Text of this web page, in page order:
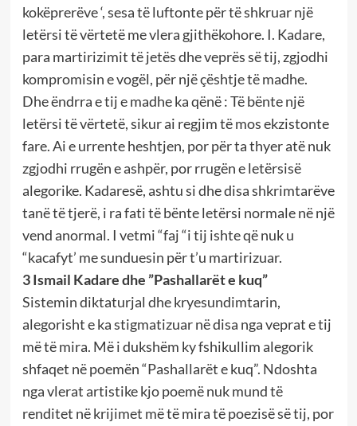
kokëprerëve ‘, sesa të luftonte për të shkruar një
letërsi të vërtetë me vlera gjithëkohore. I. Kadare,
para martirizimit të jetës dhe veprës së tij, zgjodhi
kompromisin e vogël, për një çështje të madhe.
Dhe ëndrra e tij e madhe ka qënë : Të bënte një
letërsi të vërtetë, sikur ai regjim të mos ekzistonte
fare. Ai e urrente heshtjen, por për ta thyer atë nuk
zgjodhi rrugën e ashpër, por rrugën e letërsisë
alegorike. Kadaresë, ashtu si dhe disa shkrimtarëve
tanë të tjerë, i ra fati të bënte letërsi normale në një
vend anormal. I vetmi “faj “i tij ishte që nuk u
“kacafyt’ me sunduesin për t’u martirizuar.
3 Ismail Kadare dhe ”Pashallarët e kuq”
Sistemin diktaturjal dhe kryesundimtarin,
alegorisht e ka stigmatizuar në disa nga veprat e tij
më të mira. Më i dukshëm ky fshikullim alegorik
shfaqet në poemën “Pashallarët e kuq”. Ndoshta
nga vlerat artistike kjo poemë nuk mund të
renditet në krijimet më të mira të poezisë së tij, por